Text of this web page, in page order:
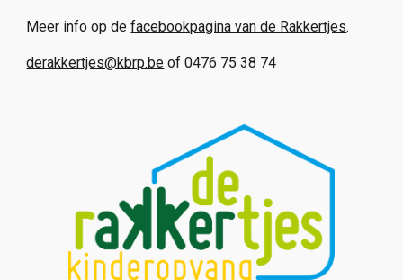
Meer info op defacebookpagina van de Rakkertjes.
derakkertjes@kbrp.be of 0476 75 38 74